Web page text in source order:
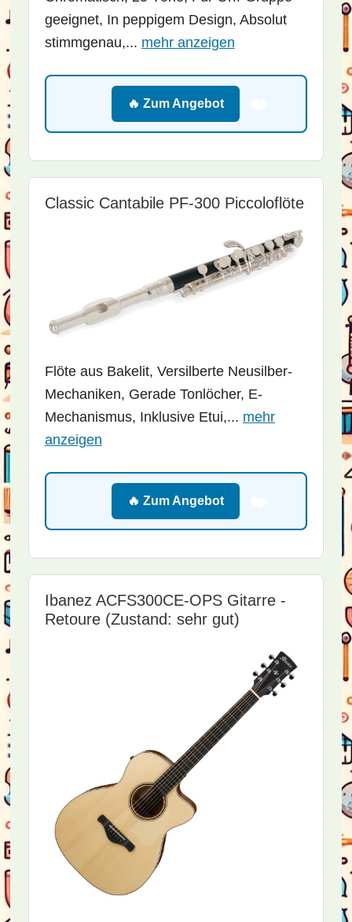
geeignet, In peppigem Design, Absolut
stimmgenau,... mehr anzeigen
🔥 Zum Angebot
Classic Cantabile PF-300 Piccoloflöte
Flöte aus Bakelit, Versilberte Neusilber-
Mechaniken, Gerade Tonlöcher, E-
Mechanismus, Inklusive Etui,... mehr
anzeigen
🔥 Zum Angebot
Ibanez ACFS300CE-OPS Gitarre -
Retoure (Zustand: sehr gut)